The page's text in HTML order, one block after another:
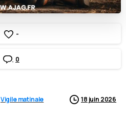
-
0
Vigile matinale 18 juin 2026